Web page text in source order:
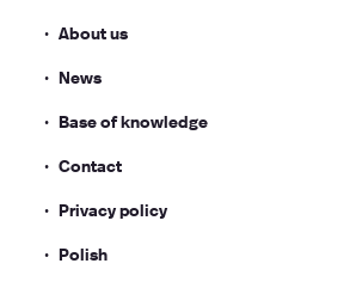
About us
News
Base of knowledge
Contact
Privacy policy
Polish